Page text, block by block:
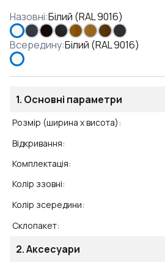
Назовні:Білий (RAL 9016)
Всередину:Білий (RAL 9016)
1. Основні параметри
Розмір (ширина x висота):
Відкривання:
Комплектація:
Колір ззовні:
Колір зсередини:
Склопакет:
2.Аксесуари